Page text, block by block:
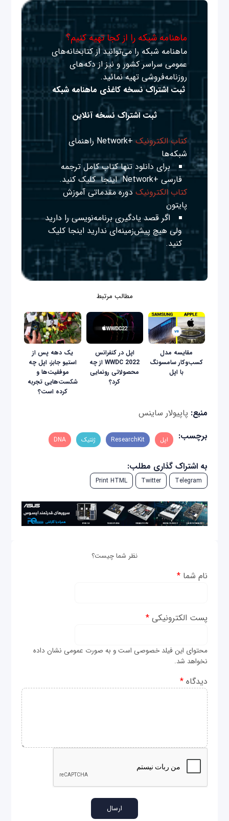
ماهنامه شبکه را از کجا تهیه کنیم؟
ماهنامه شبکه را می‌توانید از کتابخانه‌های
عمومی سراسر کشور و نیز از دکه‌های
روزنامه‌فروشی تهیه نمائید.
ثبت اشتراک نسخه کاغذی ماهنامه شبکه
ثبت اشتراک نسخه آنلاین
کتاب الکترونیک
+Network راهنمای
شبکه‌ها
برای دانلود تنها کتاب کامل ترجمه
فارسی +Network
اینجا کلیک کنید.
کتاب الکترونیک دوره مقدماتی آموزش
پایتون
اگر قصد یادگیری برنامه‌نویسی را دارید
ولی هیچ پیش‌زمینه‌ای نداریداینجا کلیک
کنید.
مطالب مرتبط
مقایسه مدل
کسب‌و‌کار سامسونگ
با اپل
اپل در کنفرانس
WWDC 2022 از چه
محصولاتی رونمایی
کرد؟
یک دهه پس از
استیو جابز، اپل چه
موفقیت‌ها و
شکست‌هایی تجربه
کرده است؟
منبع: پاپیولار ساینس
برچسب:
اپل ResearchKit ژنتیک DNA
به اشتراک گذاری مطلب:
Telegram
Twitter
Print HTML
نظر شما چیست؟
نام شما*
پست الکترونیکی*
محتوای این فیلد خصوصی است و به صورت عمومی نشان داده
نخواهد شد.
دیدگاه*